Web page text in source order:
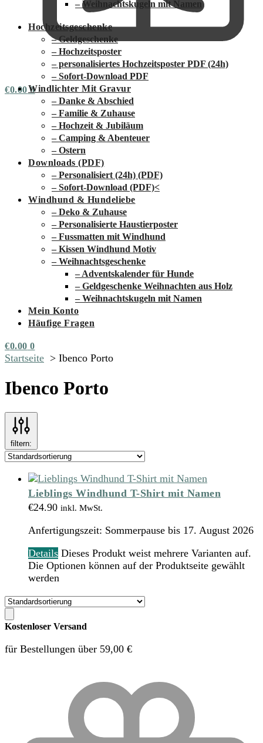
€0.00 0
– Weihnachtskugeln mit Namen
Hochzeitsgeschenke
– Geldgeschenke
– Hochzeitsposter
– personalisiertes Hochzeitsposter PDF (24h)
– Sofort-Download PDF
Windlichter Mit Gravur
– Danke & Abschied
– Familie & Zuhause
– Hochzeit & Jubiläum
– Camping & Abenteuer
– Ostern
Downloads (PDF)
– Personalisiert (24h) (PDF)
– Sofort-Download (PDF)<
Windhund & Hundeliebe
– Deko & Zuhause
– Personalisierte Haustierposter
– Fussmatten mit Windhund
– Kissen Windhund Motiv
– Weihnachtsgeschenke
– Adventskalender für Hunde
– Geldgeschenke Weihnachten aus Holz
– Weihnachtskugeln mit Namen
Mein Konto
Häufige Fragen
€0.00 0
Startseite Ibenco Porto
Ibenco Porto
filtern:
Lieblings Windhund T-Shirt mit Namen
€24.90 inkl. MwSt.
Anfertigungszeit: Sommerpause bis 17. August 2026
Details Dieses Produkt weist mehrere Varianten auf.
Die Optionen können auf der Produktseite gewählt
werden
Kostenloser Versand
für Bestellungen über 59,00 €